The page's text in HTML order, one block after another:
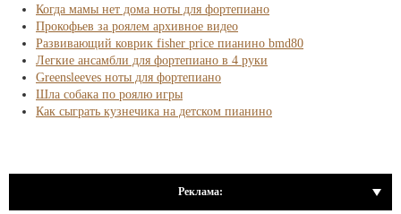
Когда мамы нет дома ноты для фортепиано
Прокофьев за роялем архивное видео
Развивающий коврик fisher price пианино bmd80
Легкие ансамбли для фортепиано в 4 руки
Greensleeves ноты для фортепиано
Шла собака по роялю игры
Как сыграть кузнечика на детском пианино
Реклама: